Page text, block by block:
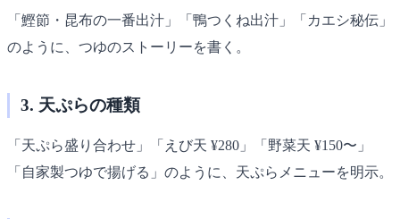
「鰹節・昆布の一番出汁」「鴨つくね出汁」「カエシ秘伝」
のように、つゆのストーリーを書く。
3. 天ぷらの種類
「天ぷら盛り合わせ」「えび天 ¥280」「野菜天 ¥150〜」
「自家製つゆで揚げる」のように、天ぷらメニューを明示。